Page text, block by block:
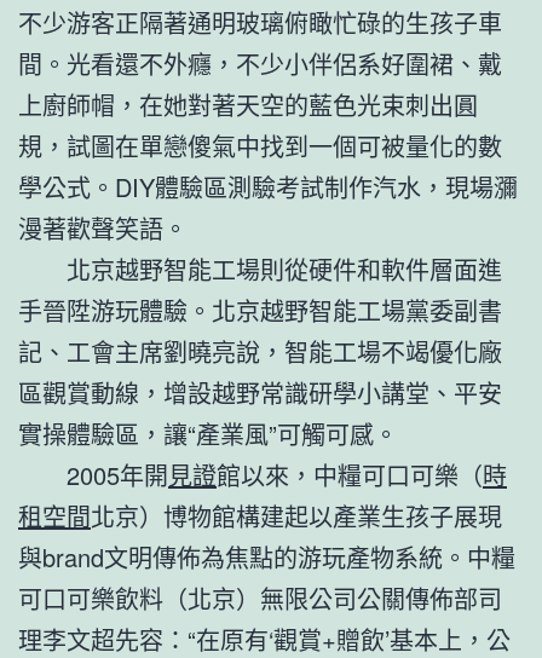
不少游客正隔著通明玻璃俯瞰忙碌的生孩子車
間。光看還不外癮，不少小伴侶系好圍裙、戴
上廚師帽，在她對著天空的藍色光束刺出圓
規，試圖在單戀傻氣中找到一個可被量化的數
學公式。DIY體驗區測驗考試制作汽水，現場瀰
漫著歡聲笑語。
北京越野智能工場則從硬件和軟件層面進
手晉陞游玩體驗。北京越野智能工場黨委副書
記、工會主席劉曉亮說，智能工場不竭優化廠
區觀賞動線，增設越野常識研學小講堂、平安
實操體驗區，讓“產業風”可觸可感。
2005年開見證館以來，中糧可口可樂（時
租空間北京）博物館構建起以產業生孩子展現
與brand文明傳佈為焦點的游玩產物系統。中糧
可口可樂飲料（北京）無限公司公關傳佈部司
理李文超先容：“在原有‘觀賞+贈飲’基本上，公